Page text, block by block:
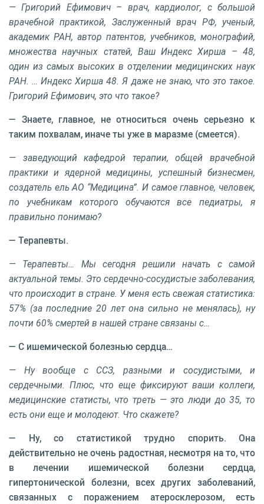
— Григорий Ефимович – врач, кардиолог, с большой
врачебной практикой, Заслуженный врач РФ, ученый,
академик РАН, автор патентов, учебников, монографий,
множества научных статей, Ваш Индекс Хирша – 48,
один из самых высоких в отделении медицинских наук
РАН. … Индекс Хирша 48. Я даже не знаю, что это такое.
Григорий Ефимович, это что такое?
— Знаете, главное, не относиться очень серьезно к
таким похвалам, иначе ты уже в маразме (смеется).
— заведующий кафедрой терапии, общей врачебной
практики и ядерной медицины, успешный бизнесмен,
создатель ель АО “Медицина”. И самое главное, человек,
по учебникам которого обучаются все педиатры, я
правильно понимаю?
— Терапевты.
— Терапевты… Мы сегодня решили начать с самой
актуальной темы. Это сердечно-сосудистые заболевания,
что происходит в стране. У меня есть свежая статистика:
57% (за последние 20 лет она сильно не менялась), ну
почти 60% смертей в нашей стране связаны с…
— С ишемической болезнью сердца…
— Ну вообще с ССЗ, разными и сосудистыми, и
сердечными. Плюс, что еще фиксируют ваши коллеги,
медицинские статисты, что треть — это люди до 35, то
есть они еще и молодеют. Что скажете?
— Ну, со статистикой трудно спорить. Она
действительно не очень радостная, несмотря на то, что
в лечении ишемической болезни сердца,
гипертонической болезни, всех других заболеваний,
связанных с поражением атеросклерозом, есть